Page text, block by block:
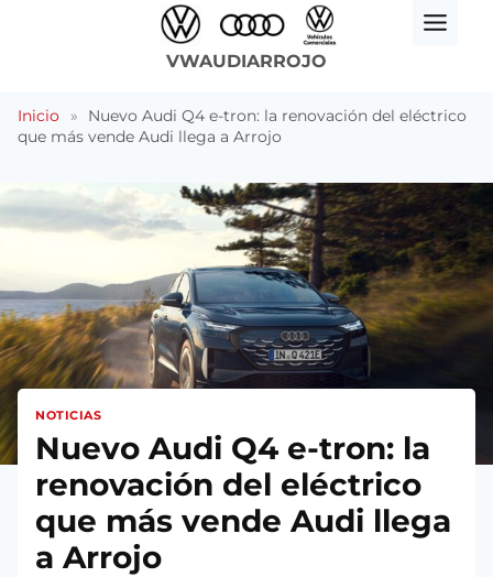
VWAUDIARROJO
Inicio »
Nuevo Audi Q4 e-tron: la renovación del eléctrico
que más vende Audi llega a Arrojo
NOTICIAS
Nuevo Audi Q4 e-tron: la
renovación del eléctrico
que más vende Audi llega
a Arrojo